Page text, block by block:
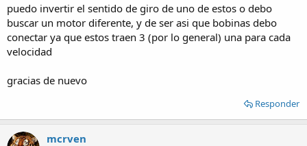
puedo invertir el sentido de giro de uno de estos o debo
buscar un motor diferente, y de ser asi que bobinas debo
conectar ya que estos traen 3 (por lo general) una para cada
velocidad
gracias de nuevo
Responder
mcrven